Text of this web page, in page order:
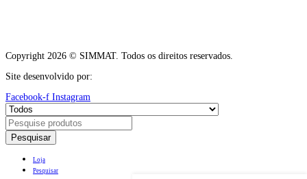
Copyright 2026 © SIMMAT. Todos os direitos reservados.
Site desenvolvido por:
Facebook-f Instagram
Pesquisar
Loja
Pesquisar